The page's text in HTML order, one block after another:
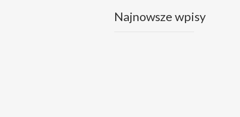
Najnowsze wpisy